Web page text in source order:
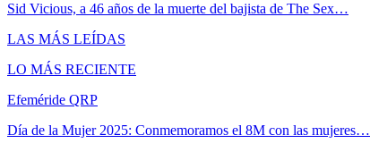
Sid Vicious, a 46 años de la muerte del bajista de The Sex…
LAS MÁS LEÍDAS
LO MÁS RECIENTE
Efeméride QRP
Día de la Mujer 2025: Conmemoramos el 8M con las mujeres…